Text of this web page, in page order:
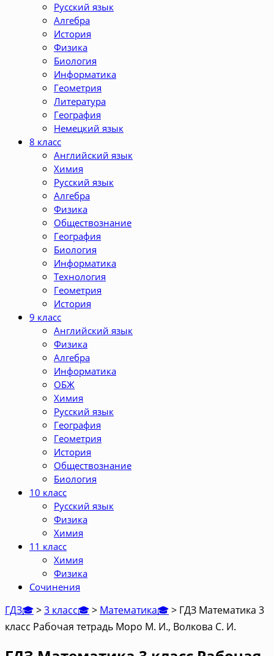
Русский язык
Алгебра
История
Физика
Биология
Информатика
Геометрия
Литература
География
Немецкий язык
8 класс
Английский язык
Химия
Русский язык
Алгебра
Физика
Обществознание
География
Биология
Информатика
Технология
Геометрия
История
9 класс
Английский язык
Физика
Алгебра
Информатика
ОБЖ
Химия
Русский язык
География
Геометрия
История
Обществознание
Биология
10 класс
Русский язык
Физика
Химия
11 класс
Химия
Физика
Сочинения
ГДЗ🎓>3 класс🎓> Математика🎓> ГДЗ Математика 3
класс Рабочая тетрадь Моро М. И., Волкова С. И.